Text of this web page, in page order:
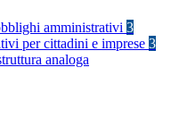
amministrativi 3
per cittadini e imprese 3
analoga